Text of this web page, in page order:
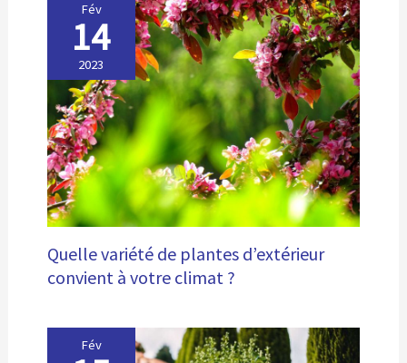
Fév
14
2023
Quelle variété de plantes d’extérieur
convient à votre climat ?
Fév